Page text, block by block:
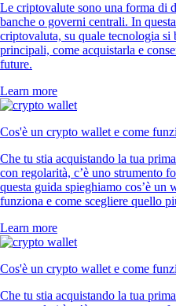
Le criptovalute sono una forma di
banche o governi centrali. In
criptovaluta, su quale tecnologia si
principali, come acquistarla e
future.
Learn more
Cos'è un crypto wallet e come
Che tu stia acquistando la tua
con regolarità, c’è uno strumento
questa guida spieghiamo cos’è un
funziona e come scegliere quello
Learn more
Cos'è un crypto wallet e come
Che tu stia acquistando la tua